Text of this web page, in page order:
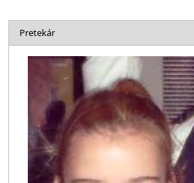
Pretekár
Obrázok